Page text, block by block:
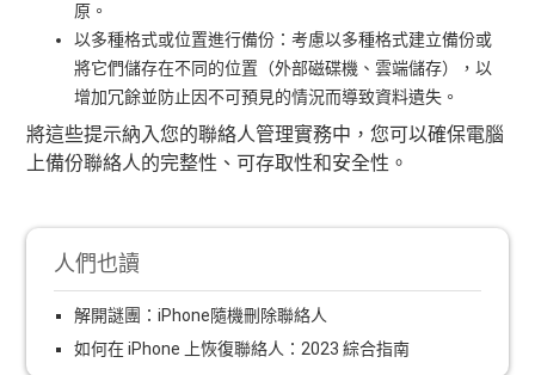
原。
以多種格式或位置進行備份：考慮以多種格式建立備份或
將它們儲存在不同的位置（外部磁碟機、雲端儲存），以
增加冗餘並防止因不可預見的情況而導致資料遺失。
將這些提示納入您的聯絡人管理實務中，您可以確保電腦
上備份聯絡人的完整性、可存取性和安全性。
人們也讀
解開謎團：iPhone隨機刪除聯絡人
如何在 iPhone 上恢復聯絡人：2023 綜合指南